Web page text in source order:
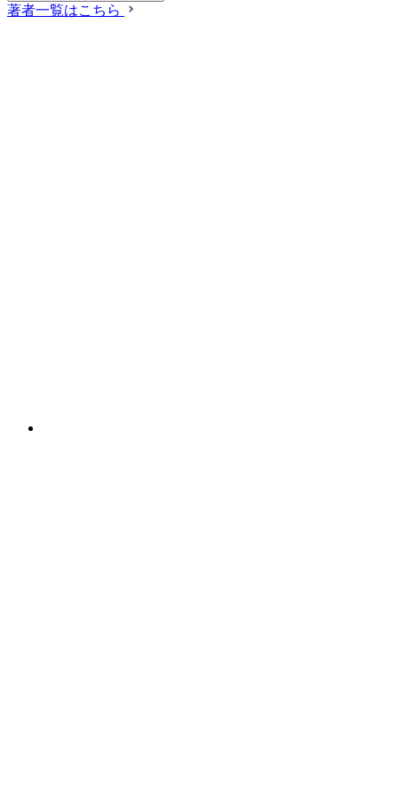
著者一覧はこちら